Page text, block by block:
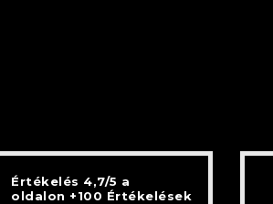
Értékelés 4,7/5 a
oldalon +100 Értékelések